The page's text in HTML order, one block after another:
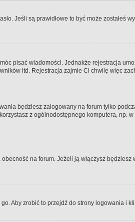
Jeśli są prawidłowe to być może
pisać wiadomości. Jednakże rejestracja
itd. Rejestracja zajmie Ci chwilę więc
będziesz zalogowany na forum tylko
z ogólnodostępnego komputera,
na forum. Jeżeli ją włączysz
Aby zrobić to przejdź do strony logowania i